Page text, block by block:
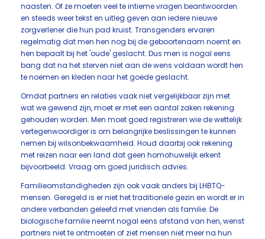
naasten. Of ze moeten veel te intieme vragen beantwoorden
en steeds weer tekst en uitleg geven aan iedere nieuwe
zorgverlener die hun pad kruist. Transgenders ervaren
regelmatig dat men hen nog bij de geboortenaam noemt en
hen bepaalt bij het 'oude' geslacht. Dus men is nogal eens
bang dat na het sterven niet aan de wens voldaan wordt hen
te noemen en kleden naar het goede geslacht.
Omdat partners en relaties vaak niet vergelijkbaar zijn met
wat we gewend zijn, moet er met een aantal zaken rekening
gehouden worden. Men moet goed registreren wie de wettelijk
vertegenwoordiger is om belangrijke beslissingen te kunnen
nemen bij wilsonbekwaamheid. Houd daarbij ook rekening
met reizen naar een land dat geen homohuwelijk erkent
bijvoorbeeld. Vraag om goed juridisch advies.
Familieomstandigheden zijn ook vaak anders bij LHBTQ-
mensen. Geregeld is er niet het traditionele gezin en wordt er in
andere verbanden geleefd met vrienden als familie. De
biologische familie neemt nogal eens afstand van hen, wenst
partners niet te ontmoeten of ziet mensen niet meer na hun